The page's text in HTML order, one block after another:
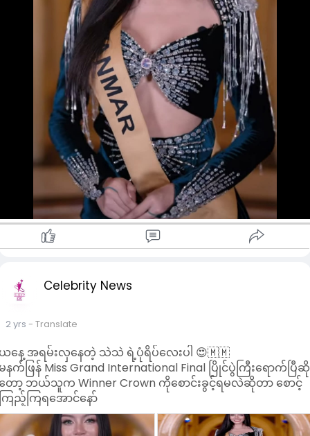
Celebrity News
2 yrs - Translate
နေ့ အရမ်းလှနေတဲ့ သဲသဲ ရဲ့ပုံရိပ်လေးပါ 😍🇲🇲
နက်ဖြန် Miss Grand International Final ပြိုင်ပွဲကြီးရောက်ပြီဆို
ော့ ဘယ်သူက Winner Crown ကိုစောင်းခွင့်ရမလဲဆိုတာ စောင့်
ြည့်ကြရအောင်နော်